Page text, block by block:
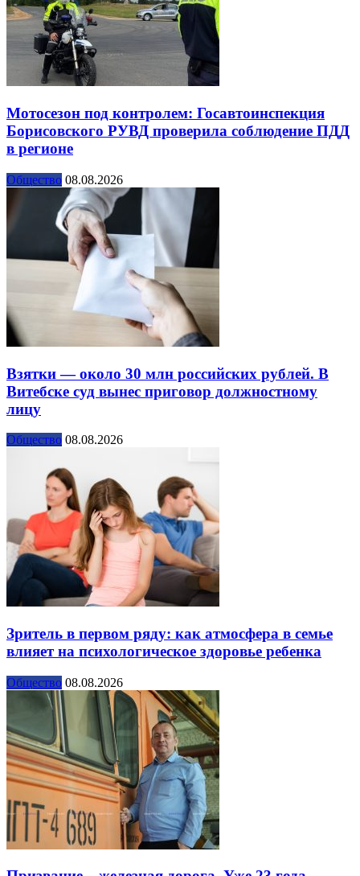
Мотосезон под контролем: Госавтоинспекция
Борисовского РУВД проверила соблюдение ПДД
в регионе
Общество 08.08.2026
Взятки — около 30 млн российских рублей. В
Витебске суд вынес приговор должностному
лицу
Общество 08.08.2026
Зритель в первом ряду: как атмосфера в семье
влияет на психологическое здоровье ребенка
Общество 08.08.2026